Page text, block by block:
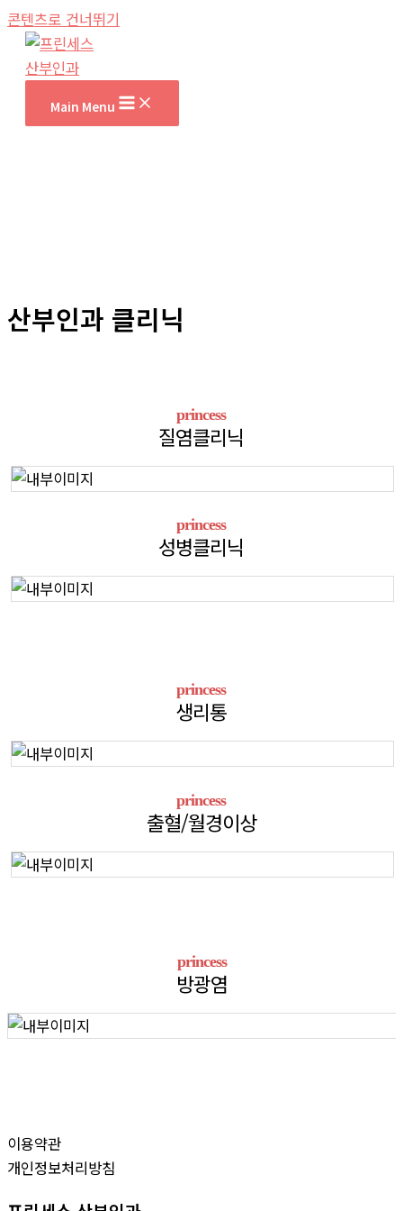
콘텐츠로 건너뛰기
Main Menu
산부인과 클리닉
princess
질염클리닉
princess
성병클리닉
princess
생리통
princess
출혈/월경이상
princess
방광염
이용약관
개인정보처리방침